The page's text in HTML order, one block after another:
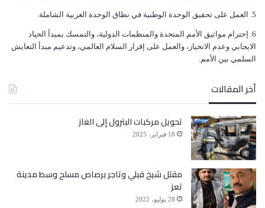
ﺍﻟﻌﻤﻞ ﻋﻠﻰ ﺗﺤﻘﻴﻖ ﺍﻟﻮﺣﺪﺓ ﺍﻟﻮﻃﻨﻴﺔ ﻓﻲ ﻧﻄﺎﻕ ﺍﻟﻮﺣﺪﺓ ﺍﻟﻌﺮﺑﻴﺔ ﺍﻟﺸﺎﻣﻠﺔ.
ﺇﺣﺘﺮﺍﻡ ﻣﻮﺍﺛﻴﻖ الأﻣﻢ ﺍﻟﻤﺘﺤﺪﺓ ﻭﺍﻟﻤﻨﻈﻤﺎﺕ ﺍﻟﺪﻭﻟﻴﺔ، ﻭﺍﻟﺘﻤﺴﻚ ﺑﻤﺒﺪﺃ ﺍﻟﺤﻴﺎﺩ
ﺍﻻﻳﺠﺎﺑﻲ ﻭﻋﺪﻡ ﺍﻻﻧﺤﻴﺎﺯ، ﻭﺍﻟﻌﻤﻞ ﻋﻠﻰ ﺇﻗﺮﺍﺭ ﺍﻟﺴﻼﻡ ﺍﻟﻌﺎﻟﻤﻲ، ﻭﺗﺪﻋﻴﻢ ﻣﺒﺪﺃ ﺍﻟﺘﻌﺎﻳﺶ
ﺍﻟﺴﻠﻤﻲ ﺑﻴﻦ ﺍﻷﻣﻢ.
أخر المقالات
تحويل مركبات البترول إلى الغاز
18 فبراير، 2025
مقتل شيخ قبلي وتاجر برصاص مسلح وسط مدينة
تعز
28 يوليو، 2022